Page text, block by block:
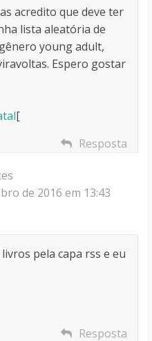
acredito que deve ter
lista aleatória de
young adult,
Espero gostar
[
Resposta
de 2016 em 13:43
pela capa rss e eu
Resposta